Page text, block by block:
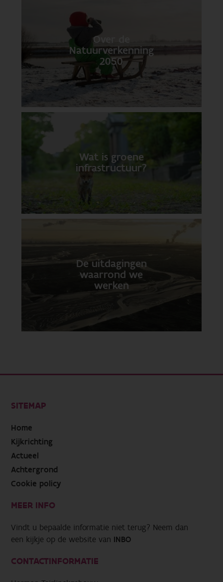
Over de
Natuurverkenning
2050
Wat is groene
infrastructuur?
De uitdagingen
waarrond we
werken
SITEMAP
Home
Kijkrichting
Actueel
Achtergrond
Cookie policy
MEER INFO
Vindt u bepaalde informatie niet terug? Neem dan
een kijkje op de website van INBO
CONTACTINFORMATIE